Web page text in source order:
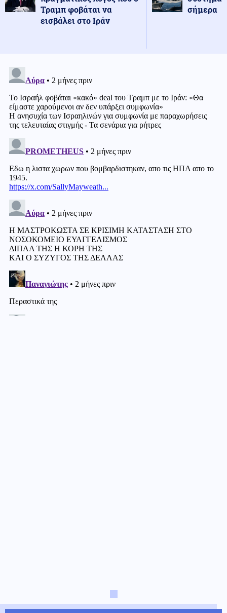
Τραμπ φοβάται να
εισβάλει στο Ιράν
σήμερα